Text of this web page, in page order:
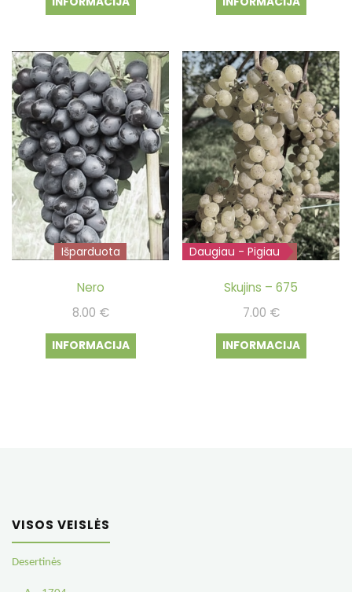
was:
is:
Išparduota
Nero
8.00 €
INFORMACIJA
Išparduota
Daugiau - Pigiau
Skujins – 675
7.00 €
INFORMACIJA
VISOS VEISLĖS
Desertinės